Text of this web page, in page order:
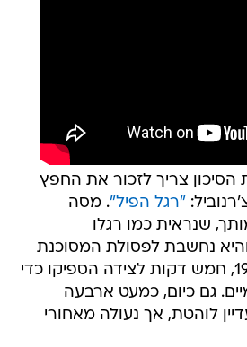
הסיכון צריך לזכור את החפץ
"רגל הפיל". מסה
שנראית כמו רגלו
נחשבת לפסולת המסוכנת
ביותר בעולם. ב־1986, חמש דקות לצידה הספיקו כדי
גם כיום, כמעט ארבעה
לוהטת, אך נעולה מאחורי